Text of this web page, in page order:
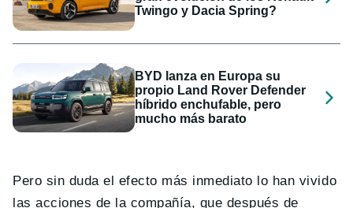
Twingo y Dacia Spring?
BYD lanza en Europa su
propio Land Rover Defender
híbrido enchufable, pero
mucho más barato
Pero sin duda el efecto más inmediato lo han vivido
las acciones de la compañía, que después de